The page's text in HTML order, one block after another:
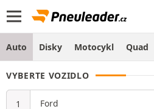
Auto Disky Motocykl Quad
VYBERTE VOZIDLO